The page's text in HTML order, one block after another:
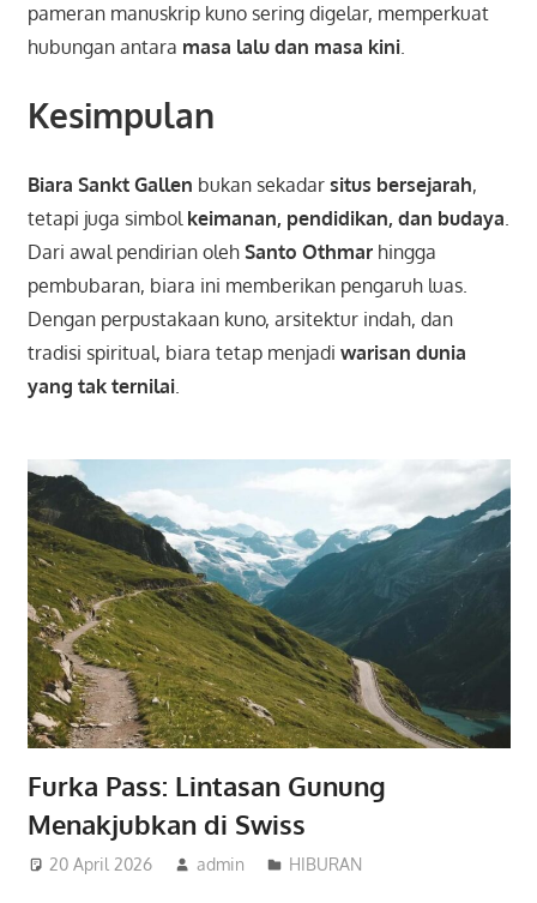
pameran manuskrip kuno sering digelar, memperkuat
hubungan antara masa lalu dan masa kini.
Kesimpulan
Biara Sankt Gallen bukan sekadar situs bersejarah,
tetapi juga simbol keimanan, pendidikan, dan budaya.
Dari awal pendirian oleh Santo Othmarhingga
pembubaran, biara ini memberikan pengaruh luas.
Dengan perpustakaan kuno, arsitektur indah, dan
tradisi spiritual, biara tetap menjadi warisan dunia
yang tak ternilai.
Furka Pass: Lintasan Gunung
Menakjubkan di Swiss
20 April 2026 admin HIBURAN